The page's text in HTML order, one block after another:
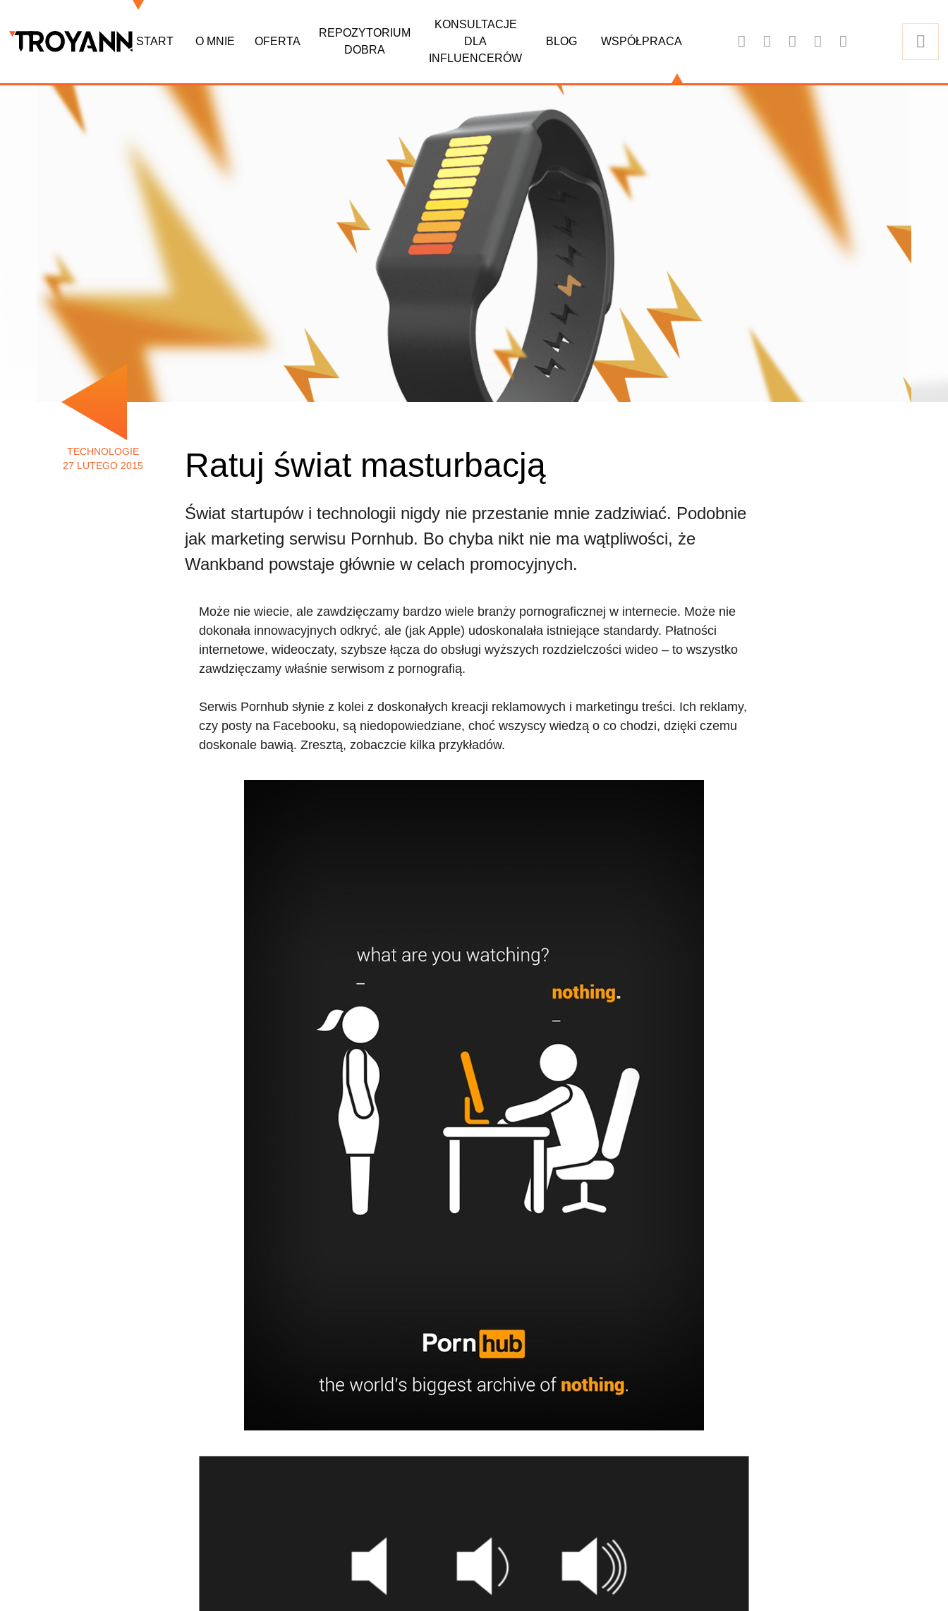
START O MNIE OFERTA
REPOZYTORIUM
DOBRA
KONSULTACJE
DLA
INFLUENCERÓW
BLOG WSPÓŁPRACA
TECHNOLOGIE
27 LUTEGO 2015
Ratuj świat masturbacją
Świat startupów i technologii nigdy nie przestanie mnie zadziwiać. Podobnie
jak marketing serwisu Pornhub. Bo chyba nikt nie ma wątpliwości, że
Wankband powstaje głównie w celach promocyjnych.
Może nie wiecie, ale zawdzięczamy bardzo wiele branży pornograficznej w internecie. Może nie
dokonała innowacyjnych odkryć, ale (jak Apple) udoskonalała istniejące standardy. Płatności
internetowe, wideoczaty, szybsze łącza do obsługi wyższych rozdzielczości wideo – to wszystko
zawdzięczamy właśnie serwisom z pornografią.
Serwis Pornhub słynie z kolei z doskonałych kreacji reklamowych i marketingu treści. Ich reklamy,
czy posty na Facebooku, są niedopowiedziane, choć wszyscy wiedzą o co chodzi, dzięki czemu
doskonale bawią. Zresztą, zobaczcie kilka przykładów.